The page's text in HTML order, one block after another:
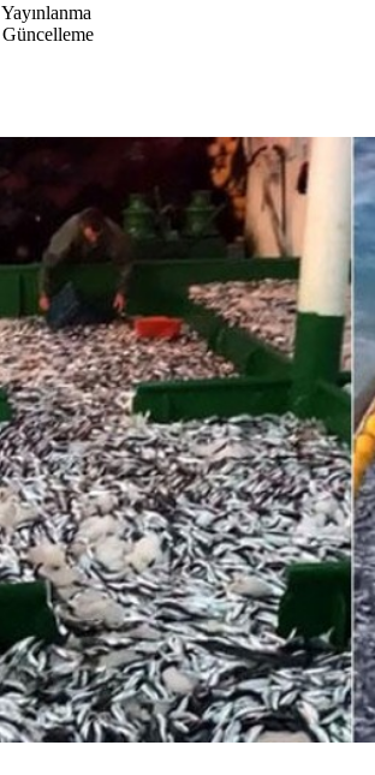
Yayınlanma
Güncelleme